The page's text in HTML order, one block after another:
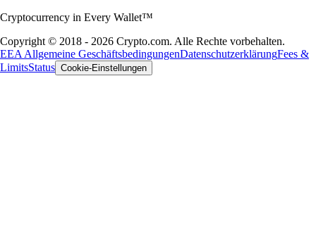
Cryptocurrency in Every Wallet™
Copyright © 2018 - 2026 Crypto.com. Alle Rechte vorbehalten.
EEA Allgemeine GeschäftsbedingungenDatenschutzerklärungFees &
LimitsStatus Cookie-Einstellungen